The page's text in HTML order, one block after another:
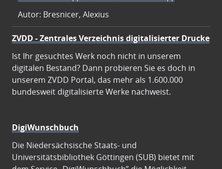
Autor: Bresnicer, Alexius
ZVDD - Zentrales Verzeichnis digitalisierter Drucke
Ist Ihr gesuchtes Werk noch nicht in unserem
digitalen Bestand? Dann probieren Sie es doch in
unserem ZVDD Portal, das mehr als 1.600.000
bundesweit digitalisierte Werke nachweist.
DigiWunschbuch
Die Niedersächsische Staats- und
Universitätsbibliothek Göttingen (SUB) bietet mit